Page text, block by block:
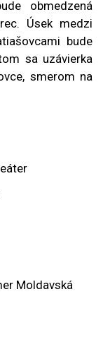
obmedzená
Úsek medzi
bude
sa uzávierka
smerom na
Moldavská